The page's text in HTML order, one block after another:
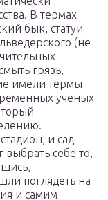
В термах
бык, статуи
(не
грязь,
имели термы
ученых
и сад
себе то,
поглядеть на
и самим